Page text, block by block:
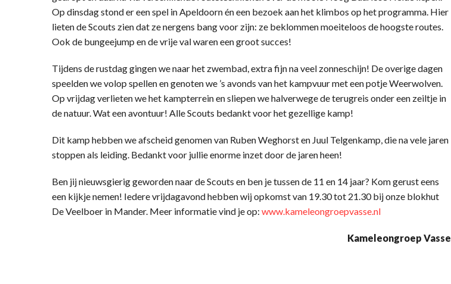
Op dinsdag stond er een spel in Apeldoorn én een bezoek aan het klimbos op het programma. Hier
lieten de Scouts zien dat ze nergens bang voor zijn: ze beklommen moeiteloos de hoogste routes.
Ook de bungeejump en de vrije val waren een groot succes!
Tijdens de rustdag gingen we naar het zwembad, extra fijn na veel zonneschijn! De overige dagen
speelden we volop spellen en genoten we ’s avonds van het kampvuur met een potje Weerwolven.
Op vrijdag verlieten we het kampterrein en sliepen we halverwege de terugreis onder een zeiltje in
de natuur. Wat een avontuur! Alle Scouts bedankt voor het gezellige kamp!
Dit kamp hebben we afscheid genomen van Ruben Weghorst en Juul Telgenkamp, die na vele jaren
stoppen als leiding. Bedankt voor jullie enorme inzet door de jaren heen!
Ben jij nieuwsgierig geworden naar de Scouts en ben je tussen de 11 en 14 jaar? Kom gerust eens
een kijkje nemen! Iedere vrijdagavond hebben wij opkomst van 19.30 tot 21.30 bij onze blokhut
De Veelboer in Mander. Meer informatie vind je op: www.kameleongroepvasse.nl
Kameleongroep Vasse